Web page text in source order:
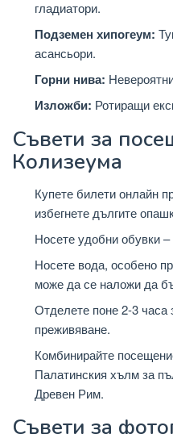
гладиатори.
Подземен хипогеум:
асансьори.
Горни нива:
Изложби: Ротиращи
Съвети за
Колизеума
Купете билети онлайн
избегнете дългите
Носете удобни обувки
Носете вода, особено
може да се наложи да
Отделете поне 2-3 часа
преживяване.
Комбинирайте
Палатинския хълм за
Древен Рим.
Съвети за